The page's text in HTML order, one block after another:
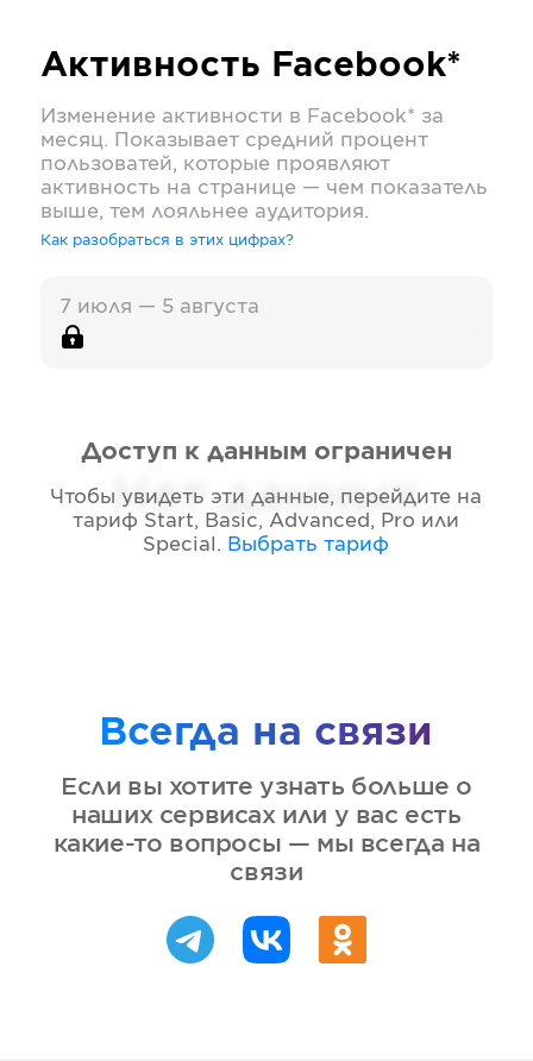
Активность Facebook*
Изменение активности в Facebook* за
месяц. Показывает средний процент
пользоватей, которые проявляют
активность на странице — чем показатель
выше, тем лояльнее аудитория.
Как разобраться в этих цифрах?
7 июля — 5 августа
Нет данных
Доступ к данным ограничен
Чтобы увидеть эти данные, перейдите на
тариф Start, Basic, Advanced, Pro или
Special . Выбрать тариф
Всегда на связи
Если вы хотите узнать больше о
наших сервисах или у вас есть
какие-то вопросы — мы всегда на
связи